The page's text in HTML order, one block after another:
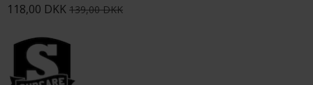
118,00 DKK 139,00 DKK